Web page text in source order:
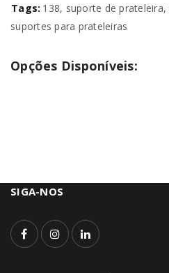
Tags: 138, suporte de prateleira,
suportes para prateleiras
Opções Disponíveis:
SIGA-NOS